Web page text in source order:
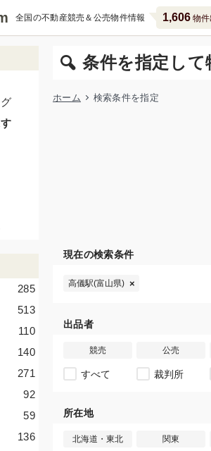
全国の不動産競売＆公売物件情報 1,606物件
条件を指定して
ホーム 検索条件を指定
現在の検索条件
高儀駅(富山県)
出品者
競売 公売
すべて 裁判所
所在地
北海道・東北 関東
285
513
110
140
271
92
59
136